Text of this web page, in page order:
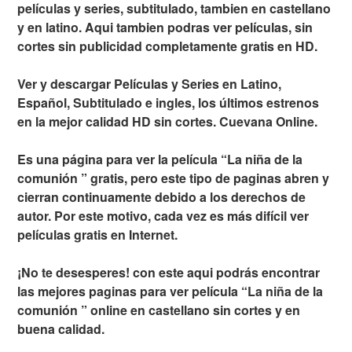
películas y series, subtitulado, tambien en castellano
y en latino. Aqui tambien podras ver películas, sin
cortes sin publicidad completamente gratis en HD.
Ver y descargar Películas y Series en Latino,
Español, Subtitulado e ingles, los últimos estrenos
en la mejor calidad HD sin cortes. Cuevana Online.
Es una página para ver la película “La niña de la
comunión ” gratis, pero este tipo de paginas abren y
cierran continuamente debido a los derechos de
autor. Por este motivo, cada vez es más difícil ver
películas gratis en Internet.
¡No te desesperes! con este aqui podrás encontrar
las mejores paginas para ver película “La niña de la
comunión ” online en castellano sin cortes y en
buena calidad.